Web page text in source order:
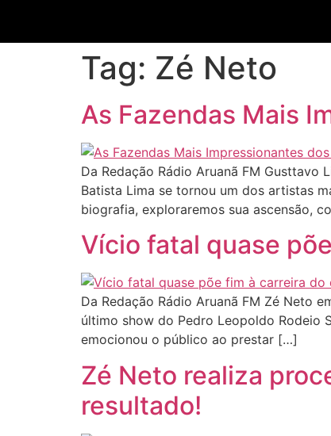
Tag: Zé Neto
As Fazendas Mais
Da Redação Rádio Aruanã FM
Batista Lima se tornou um dos artistas
biografia, exploraremos sua ascensão,
Vício fatal quase
Da Redação Rádio Aruanã FM Zé Neto
último show do Pedro Leopoldo Rodeio
emocionou o público ao prestar […]
Zé Neto realiza
resultado!